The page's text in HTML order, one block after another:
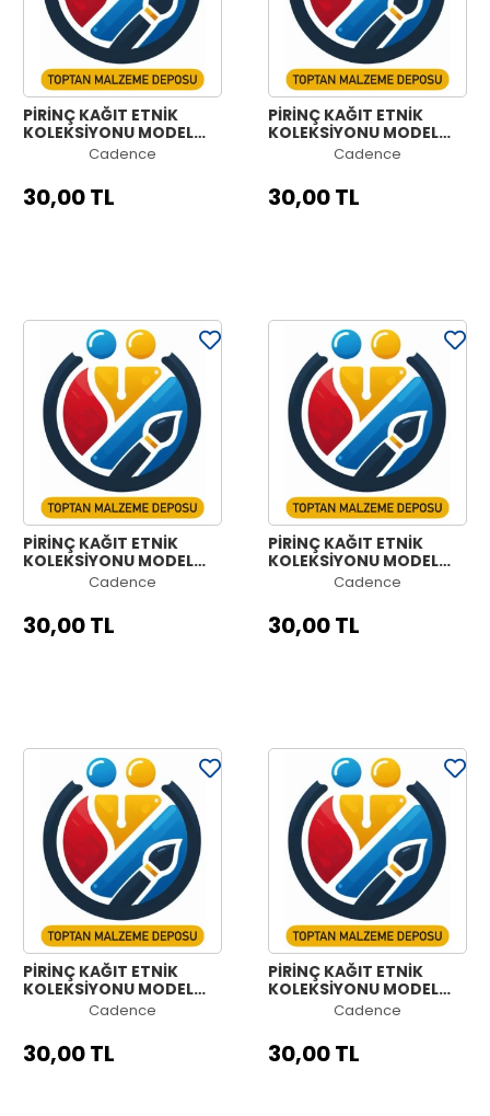
PİRİNÇ KAĞIT ETNİK
KOLEKSİYONU MODEL
1203 30X42Cadence
30,00 TL
PİRİNÇ KAĞIT ETNİK
KOLEKSİYONU MODEL
1202 30X42Cadence
30,00 TL
PİRİNÇ KAĞIT ETNİK
KOLEKSİYONU MODEL
1201 30X42Cadence
30,00 TL
PİRİNÇ KAĞIT ETNİK
KOLEKSİYONU MODEL
1200 30X42Cadence
30,00 TL
PİRİNÇ KAĞIT ETNİK
KOLEKSİYONU MODEL
1199 30X42Cadence
30,00 TL
PİRİNÇ KAĞIT ETNİK
KOLEKSİYONU MODEL
1198 30X42Cadence
30,00 TL